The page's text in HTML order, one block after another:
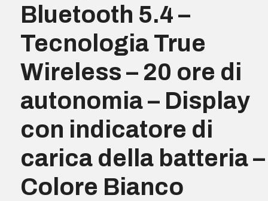
Bluetooth 5.4 –
Tecnologia True
Wireless – 20 ore di
autonomia – Display
con indicatore di
carica della batteria –
Colore Bianco